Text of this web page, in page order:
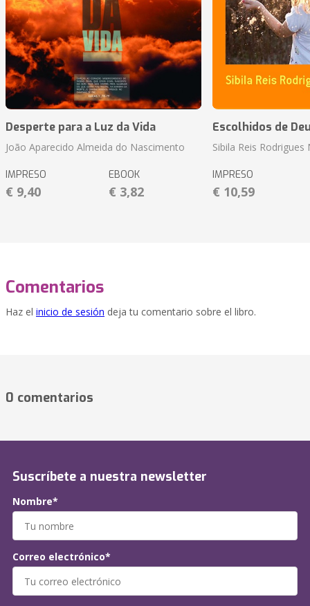
Desperte para a Luz da Vida
João Aparecido Almeida do Nascimento
IMPRESO
€ 9,40
EBOOK
€ 3,82
Escolhidos de
Sibila Reis
IMPRESO
€ 10,59
Comentarios
Haz el inicio de sesión deja tu comentario sobre el libro.
0 comentarios
Suscríbete a nuestra newsletter
Nombre*
Correo electrónico*